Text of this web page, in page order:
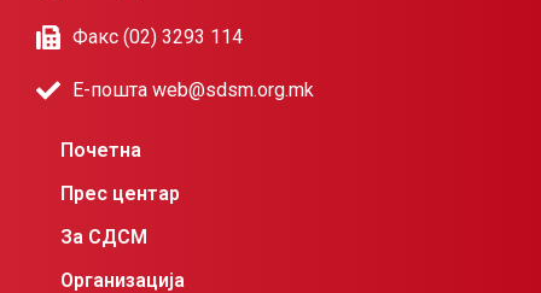
Факс (02) 3293 114
Е-пошта web@sdsm.org.mk
Почетна
Прес центар
За СДСМ
Организација